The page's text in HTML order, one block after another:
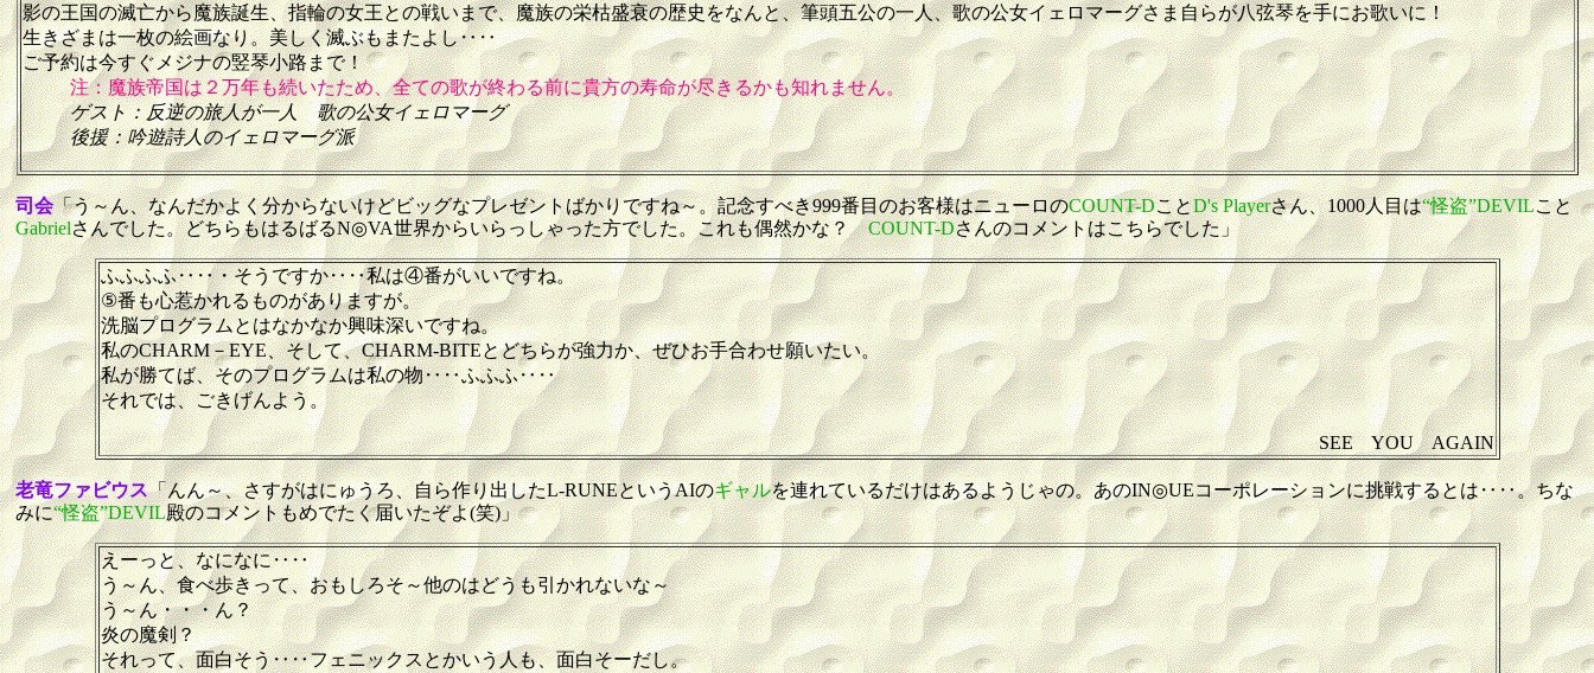
影の王国の滅亡から魔族誕生、指輪の女王との戦いまで、魔族の栄枯盛衰の歴史をなんと、筆頭五公の一人、歌の公女イェロマーグさま自らが八弦琴を手にお歌いに！
生きざまは一枚の絵画なり。美しく滅ぶもまたよし‥‥
ご予約は今すぐメジナの竪琴小路まで！
注：魔族帝国は２万年も続いたため、全ての歌が終わる前に貴方の寿命が尽きるかも知れません。
ゲスト：反逆の旅人が一人 歌の公女イェロマーグ
後援：吟遊詩人のイェロマーグ派
司会「う～ん、なんだかよく分からないけどビッグなプレゼントばかりですね～。記念すべき999番目のお客様はニューロのCOUNT-DことD's Playerさん、1000人目は“怪盗”DEVILこと
Gabrielさんでした。どちらもはるばるN◎VA世界からいらっしゃった方でした。これも偶然かな？COUNT-Dさんのコメントはこちらでした」
ふふふふ‥‥・そうですか‥‥私は④番がいいですね。
⑤番も心惹かれるものがありますが。
洗脳プログラムとはなかなか興味深いですね。
私のCHARM－EYE、そして、CHARM-BITEとどちらが強力か、ぜひお手合わせ願いたい。
私が勝てば、そのプログラムは私の物‥‥ふふふ‥‥
それでは、ごきげんよう。
SEE YOU AGAIN
老竜ファビウス「んん～、さすがはにゅうろ、自ら作り出したL-RUNEというAIのギャルを連れているだけはあるようじゃの。あのIN◎UEコーポレーションに挑戦するとは‥‥。ちな
みに“怪盗”DEVIL殿のコメントもめでたく届いたぞよ(笑)」
えーっと、なになに‥‥
う～ん、食べ歩きって、おもしろそ～他のはどうも引かれないな～
う～ん・・・ん？
炎の魔剣？
それって、面白そう‥‥フェニックスとかいう人も、面白そーだし。